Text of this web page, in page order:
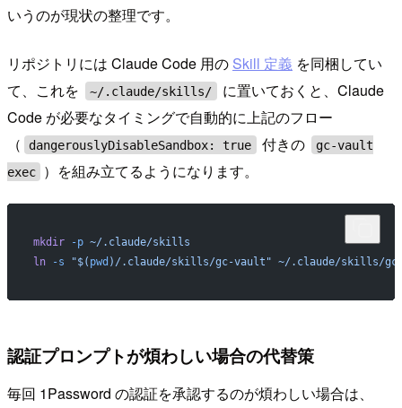
いうのが現状の整理です。
リポジトリには Claude Code 用の Skill 定義 を同梱してい
て、これを
~/.claude/skills/
に置いておくと、Claude
Code が必要なタイミングで自動的に上記のフロー
（
dangerouslyDisableSandbox: true 付きの
gc-vault
exec
）を組み立てるようになります。
mkdir -p ~/.claude/skills
ln -s "$( pwd )/.claude/skills/gc-vault" ~/.claude/skills/
認証プロンプトが煩わしい場合の代替策
毎回 1Password の認証を承認するのが煩わしい場合は、